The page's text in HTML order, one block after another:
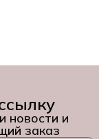
новости и
заказ